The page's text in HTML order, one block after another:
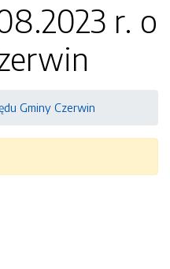
r. o
Gminy Czerwin